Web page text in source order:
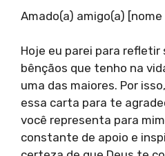
Amado(a) amigo(a) [nome
Hoje eu parei para refletir
bênçãos que tenho na
uma das maiores. Por
essa carta para te
você representa para
constante de apoio e